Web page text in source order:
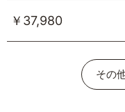
￥37,980
その